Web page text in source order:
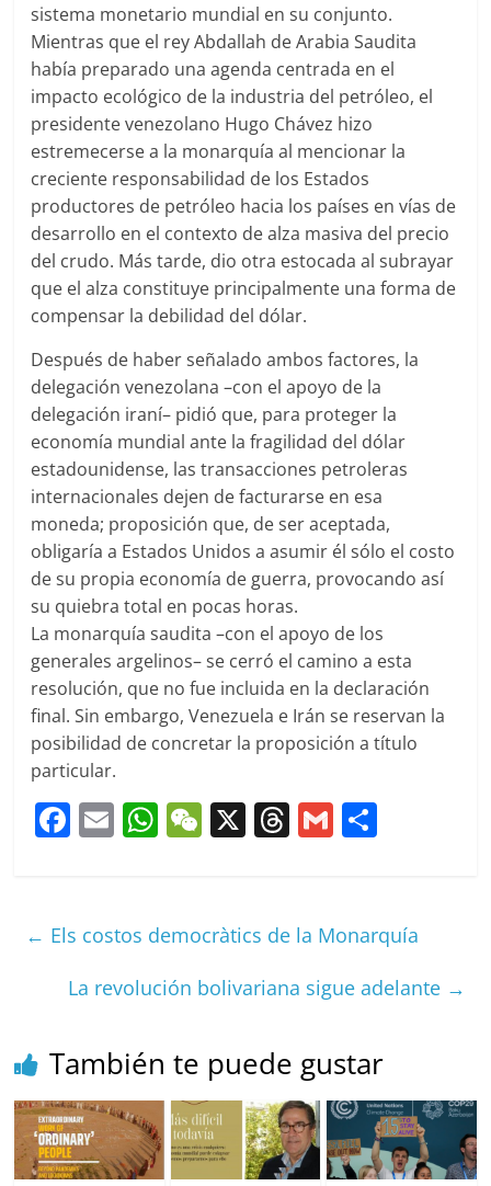
sistema monetario mundial en su conjunto.
Mientras que el rey Abdallah de Arabia Saudita
había preparado una agenda centrada en el
impacto ecológico de la industria del petróleo, el
presidente venezolano Hugo Chávez hizo
estremecerse a la monarquía al mencionar la
creciente responsabilidad de los Estados
productores de petróleo hacia los países en vías de
desarrollo en el contexto de alza masiva del precio
del crudo. Más tarde, dio otra estocada al subrayar
que el alza constituye principalmente una forma de
compensar la debilidad del dólar.
Después de haber señalado ambos factores, la
delegación venezolana –con el apoyo de la
delegación iraní– pidió que, para proteger la
economía mundial ante la fragilidad del dólar
estadounidense, las transacciones petroleras
internacionales dejen de facturarse en esa
moneda; proposición que, de ser aceptada,
obligaría a Estados Unidos a asumir él sólo el costo
de su propia economía de guerra, provocando así
su quiebra total en pocas horas.
La monarquía saudita –con el apoyo de los
generales argelinos– se cerró el camino a esta
resolución, que no fue incluida en la declaración
final. Sin embargo, Venezuela e Irán se reservan la
posibilidad de concretar la proposición a título
particular.
F
e
o
k
E
l
W
s
p
W
h
X T
a
s
G
l p
ar
tir
← Els costos democràtics de la Monarquía
La revolución bolivariana sigue adelante →
También te puede gustar